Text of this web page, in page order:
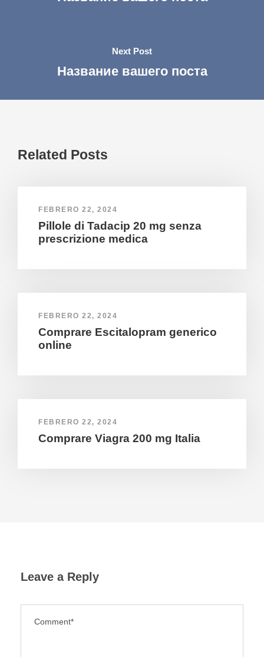
Next Post
Название вашего поста
Related Posts
FEBRERO 22, 2024
Pillole di Tadacip 20 mg senza
prescrizione medica
FEBRERO 22, 2024
Comprare Escitalopram generico
online
FEBRERO 22, 2024
Comprare Viagra 200 mg Italia
Leave a Reply